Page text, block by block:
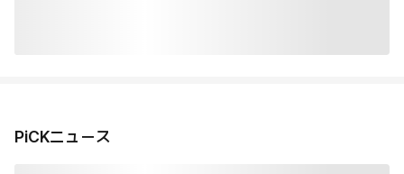
PiCKニュース